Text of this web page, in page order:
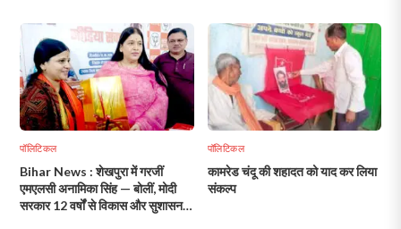
पॉलिटिकल
Bihar News : शेखपुरा में गरजीं
एमएलसी अनामिका सिंह — बोलीं, मोदी
सरकार 12 वर्षों से विकास और सुशासन
पॉलिटिकल
कामरेड चंदू की शहादत को याद कर लिया
संकल्प